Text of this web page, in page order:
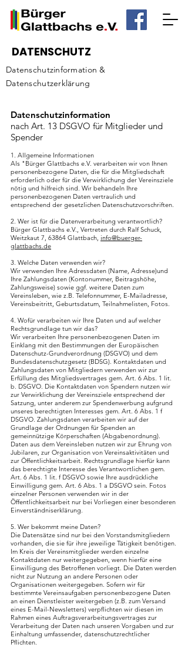
DATENSCHUTZ
Datenschutzinformation &
Datenschutzerklärung
Datenschutzinformation
nach Art. 13 DSGVO für Mitglieder und
Spender
1. Allgemeine Informationen
Als "Bürger Glattbachs e.V. verarbeiten wir von Ihnen
personenbezogene Daten, die für die Mitgliedschaft
erforderlich oder für die Verwirklichung der Vereinsziele
nötig und hilfreich sind. Wir behandeln Ihre
personenbezogenen Daten vertraulich und
entsprechend der gesetzlichen Datenschutzvorschriften.
2. Wer ist für die Datenverarbeitung verantwortlich?
Bürger Glattbachs e.V., Vertreten durch Ralf Schuck,
Weitzkaut 7, 63864 Glattbach, info@buerger-
glattbachs.de
3. Welche Daten verwenden wir?
Wir verwenden Ihre Adressdaten (Name, Adresse)und
Ihre Zahlungsdaten (Kontonummer, Beitragshöhe,
Zahlungsweise) sowie ggf. weitere Daten zum
Vereinsleben, wie z.B. Telefonnummer, E-Mailadresse,
Vereinsbeitritt, Geburtsdatum, Teilnahmelisten, Fotos.
4. Wofür verarbeiten wir Ihre Daten und auf welcher
Rechtsgrundlage tun wir das?
Wir verarbeiten Ihre personenbezogenen Daten im
Einklang mit den Bestimmungen der Europäischen
Datenschutz-Grundverordnung (DSGVO) und dem
Bundesdatenschutzgesetz (BDSG). Kontaktdaten und
Zahlungsdaten von Mitgliedern verwenden wir zur
Erfüllung des Mitgliedsvertrages gem. Art. 6 Abs. 1 lit.
b. DSGVO. Die Kontaktdaten von Spendern nutzen wir
zur Verwirklichung der Vereinsziele entsprechend der
Satzung, unter anderem zur Spendenwerbung aufgrund
unseres berechtigten Interesses gem. Art. 6 Abs. 1 f
DSGVO. Zahlungsdaten verarbeiten wir auf der
Grundlage der Ordnungen für Spenden an
gemeinnützige Körperschaften (Abgabenordnung).
Daten aus dem Vereinsleben nutzen wir zur Ehrung von
Jubilaren, zur Organisation von Vereinsaktivitäten und
zur Öffentlichkeitsarbeit. Rechtsgrundlage hierfür kann
das berechtigte Interesse des Verantwortlichen gem.
Art. 6 Abs. 1 lit. f DSGVO sowie Ihre ausdrückliche
Einwilligung gem. Art. 6 Abs. 1 a DSGVO sein. Fotos
einzelner Personen verwenden wir in der
Öffentlichkeitsarbeit nur bei Vorliegen einer besonderen
Einverständniserklärung.
5. Wer bekommt meine Daten?
Die Datensätze sind nur bei den Vorstandsmitgliedern
vorhanden, die sie für ihre jeweilige Tätigkeit benötigen.
Im Kreis der Vereinsmitglieder werden einzelne
Kontaktdaten nur weitergegeben, wenn hierfür eine
Einwilligung des Betroffenen vorliegt. Die Daten werden
nicht zur Nutzung an andere Personen oder
Organisationen weitergegeben. Sofern wir für
bestimmte Vereinsaufgaben personenbezogene Daten
an einen Dienstleister weitergeben (z.B. zum Versand
eines E-Mail-Newsletters) verpflichten wir diesen im
Rahmen eines Auftragsverarbeitungsvertrages zur
Verarbeitung der Daten nach unseren Vorgaben und zur
Einhaltung umfassender, datenschutzrechtlicher
Pflichten.